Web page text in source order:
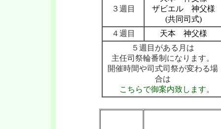
３週目
ザビエル 神父様
(共同司式)
４週目
天本 神父様
５週目がある月は
主任司祭輪番制になります。
開催時間や司式司祭が変わる場
合は
こちらで御案内致します。